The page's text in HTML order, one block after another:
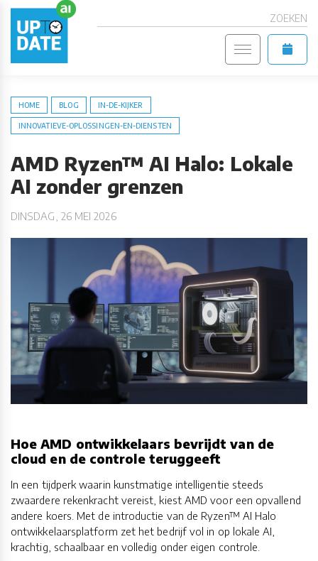
ZOEKEN
HOME BLOG IN-DE-KIJKER
INNOVATIEVE-OPLOSSINGEN-EN-DIENSTEN
AMD Ryzen™ AI Halo: Lokale
AI zonder grenzen
DINSDAG, 26 MEI 2026
Hoe AMD ontwikkelaars bevrijdt van de
cloud en de controle teruggeeft
In een tijdperk waarin kunstmatige intelligentie steeds
zwaardere rekenkracht vereist, kiest AMD voor een opvallend
andere koers. Met de introductie van de Ryzen™ AI Halo
ontwikkelaarsplatform zet het bedrijf vol in op lokale AI,
krachtig, schaalbaar en volledig onder eigen controle.